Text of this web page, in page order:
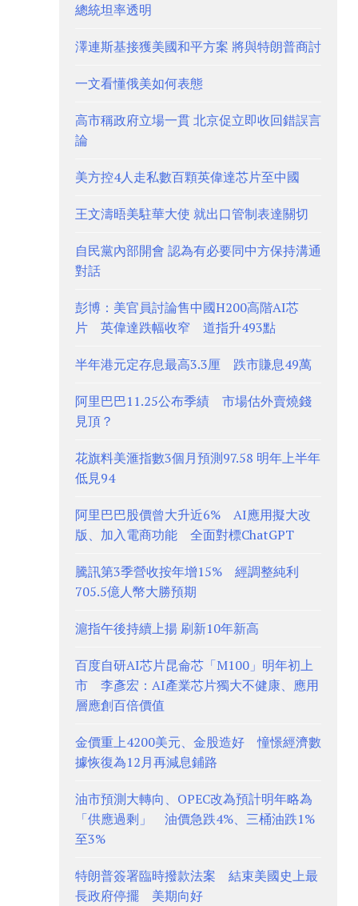
總統坦率透明
澤連斯基接獲美國和平方案 將與特朗普商討
一文看懂俄美如何表態
高市稱政府立場一貫 北京促立即收回錯誤言
論
美方控4人走私數百顆英偉達芯片至中國
王文濤晤美駐華大使 就出口管制表達關切
自民黨內部開會 認為有必要同中方保持溝通
對話
彭博：美官員討論售中國H200高階AI芯
片 英偉達跌幅收窄 道指升493點
半年港元定存息最高3.3厘 跌市賺息49萬
阿里巴巴11.25公布季績 市場估外賣燒錢
見頂？
花旗料美滙指數3個月預測97.58 明年上半年
低見94
阿里巴巴股價曾大升近6% AI應用擬大改
版、加入電商功能 全面對標ChatGPT
騰訊第3季營收按年增15% 經調整純利
705.5億人幣大勝預期
滬指午後持續上揚 刷新10年新高
百度自研AI芯片昆侖芯「M100」明年初上
市 李彥宏：AI產業芯片獨大不健康、應用
層應創百倍價值
金價重上4200美元、金股造好 憧憬經濟數
據恢復為12月再減息鋪路
油市預測大轉向、OPEC改為預計明年略為
「供應過剩」 油價急跌4%、三桶油跌1%
至3%
特朗普簽署臨時撥款法案 結束美國史上最
長政府停擺 美期向好